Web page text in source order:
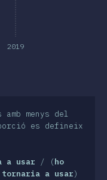
2019
menys del
es defineix
a usar / (ho
tornaria a usar)